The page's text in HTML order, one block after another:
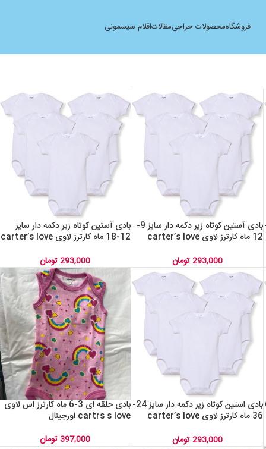
فروشگاهمحصولات حراجیمقالاتاقلام سیسمونی
سایز 18- بادی آستین کوتاه زیر دکمه دار سایز 9-
12 ماه کارترز لاوی carter’s love
293,000تومان
بادی آستین کوتاه زیر دکمه دار سایز
12-18 ماه کارترز لاوی carter’s love
293,000تومان
3-6 بادی استین کوتاه زیر دکمه دار سایز 24-
36 ماه کارترز لاوی carter’s love
293,000تومان
بادی حلقه ای 3-6 ماه کارترز اس لاوی
cartrs s love اورجینال
397,000 تومان